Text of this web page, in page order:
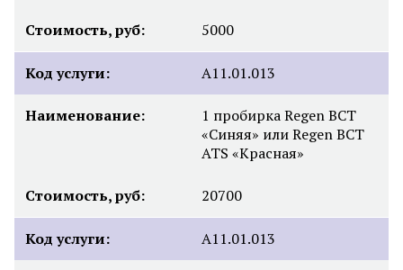
Стоимость, руб: 5000
Код услуги: А11.01.013
Наименование:
1 пробирка Regen BCT
«Синяя» или Regen BCT
ATS «Красная»
Стоимость, руб: 20700
Код услуги: А11.01.013